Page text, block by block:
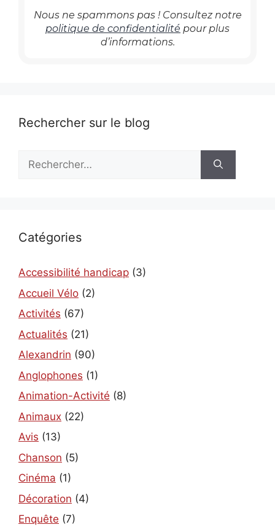
Nous ne spammons pas ! Consultez notre
politique de confidentialité pour plus
d’informations.
Rechercher sur le blog
Rechercher :
Catégories
Accessibilité handicap (3)
Accueil Vélo (2)
Activités (67)
Actualités (21)
Alexandrin (90)
Anglophones (1)
Animation-Activité (8)
Animaux (22)
Avis (13)
Chanson (5)
Cinéma (1)
Décoration (4)
Enquête (7)